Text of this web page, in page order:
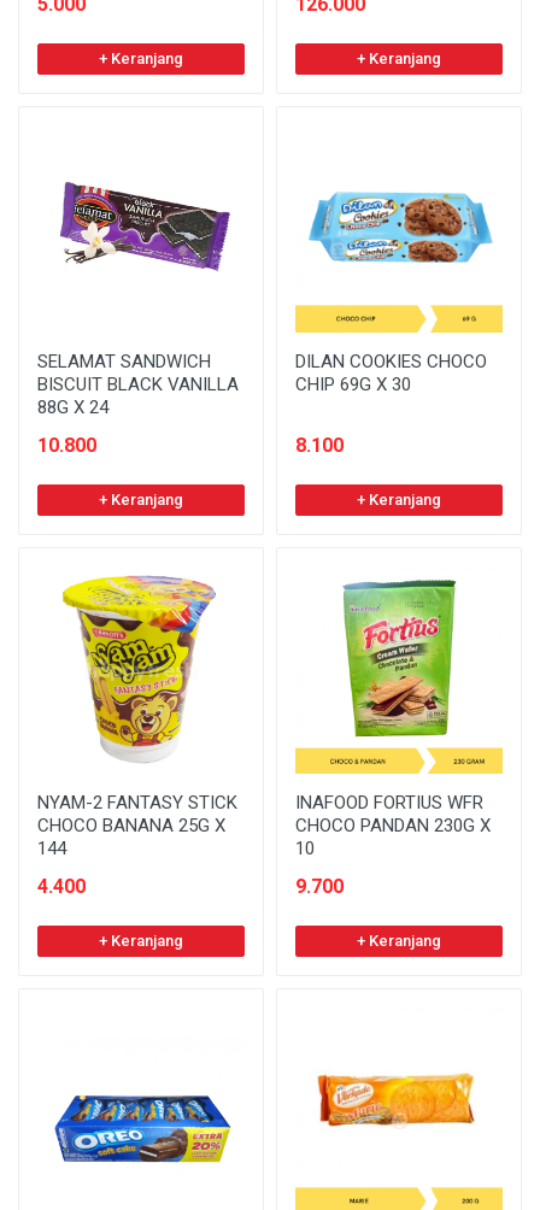
+ Keranjang + Keranjang
SELAMAT SANDWICH
BISCUIT BLACK VANILLA
88G X 24
10.800
+ Keranjang
DILAN COOKIES CHOCO
CHIP 69G X 30
8.100
+ Keranjang
NYAM-2 FANTASY STICK
CHOCO BANANA 25G X
144
4.400
+ Keranjang
INAFOOD FORTIUS WFR
CHOCO PANDAN 230G X
10
9.700
+ Keranjang